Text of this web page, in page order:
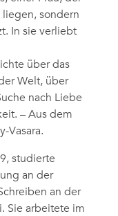
sondern
In sie verliebt
über das
Welt, über
nach Liebe
– Aus dem
Vasara.
studierte
an der
an der
Sie arbeitete im